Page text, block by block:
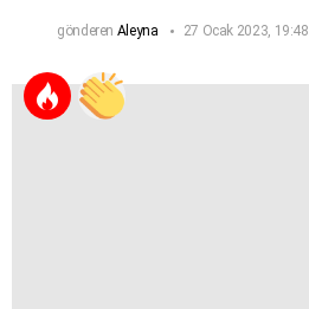
gönderen Aleyna 27 Ocak 2023, 19:48